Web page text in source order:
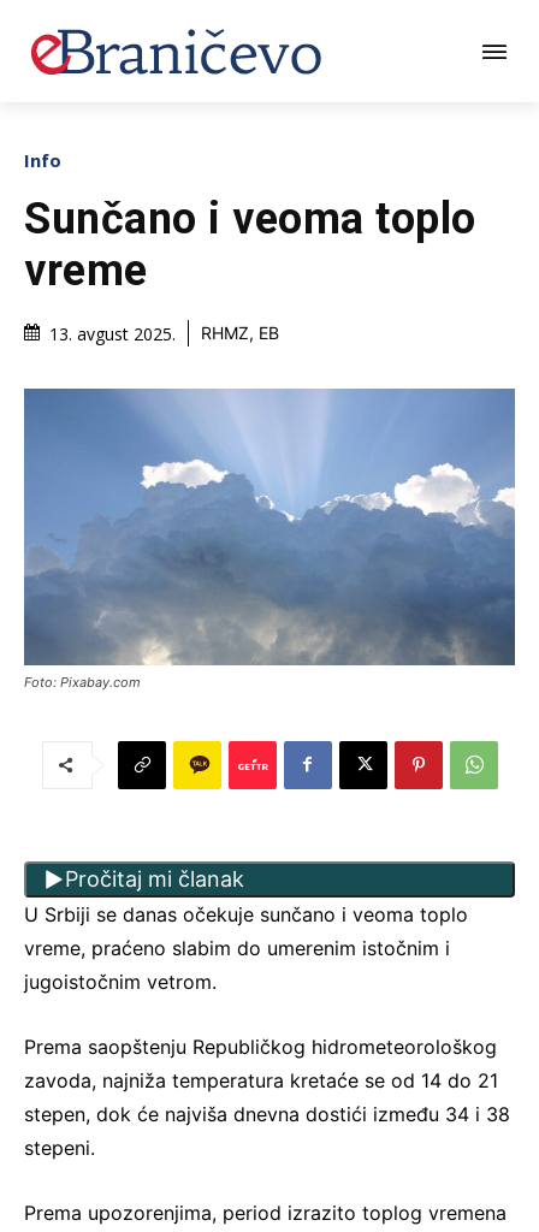
Info
Sunčano i veoma toplo
vreme
13. avgust 2025. RHMZ, EB
Foto: Pixabay.com
Pročitaj mi članak
U Srbiji se danas očekuje sunčano i veoma toplo
vreme, praćeno slabim do umerenim istočnim i
jugoistočnim vetrom.
Prema saopštenju Republičkog hidrometeorološkog
zavoda, najniža temperatura kretaće se od 14 do 21
stepen, dok će najviša dnevna dostići između 34 i 38
stepeni.
Prema upozorenjima, period izrazito toplog vremena